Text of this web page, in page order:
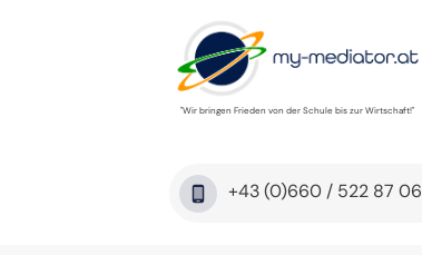
"Wir bringen Frieden von der Schule bis zur Wirtschaft!"
+43 (0)660 / 522 87 06